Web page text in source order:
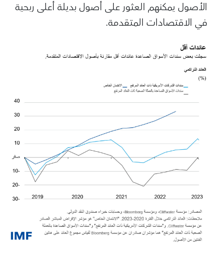
الأصول يمكنهم العثور على أصول بديلة أعلى ربحية
في الاقتصادات المتقدمة.